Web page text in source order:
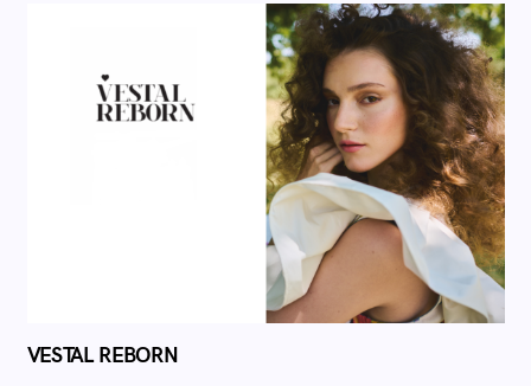
VESTAL REBORN